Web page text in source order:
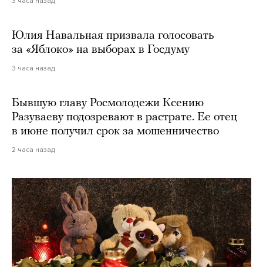
Юлия Навальная призвала голосовать
за «Яблоко» на выборах в Госдуму
3 часа назад
Бывшую главу Росмолодежи Ксению
Разуваеву подозревают в растрате. Ее отец
в июне получил срок за мошенничество
2 часа назад